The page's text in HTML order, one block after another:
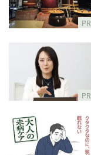
PR
PR